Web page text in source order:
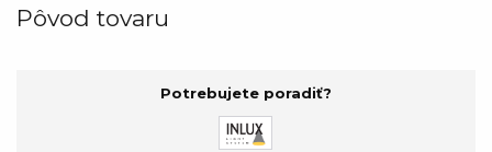
Pôvod tovaru
Potrebujete poradiť?